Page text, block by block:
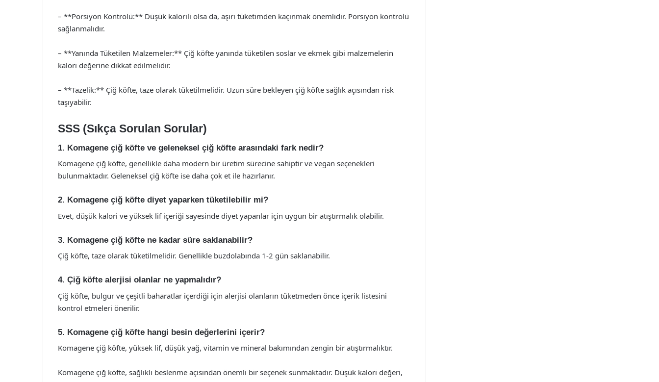
– **Porsiyon Kontrolü:** Düşük kalorili olsa da, aşırı tüketimden kaçınmak önemlidir. Porsiyon kontrolü
sağlanmalıdır.
– **Yanında Tüketilen Malzemeler:** Çiğ köfte yanında tüketilen soslar ve ekmek gibi malzemelerin
kalori değerine dikkat edilmelidir.
– **Tazelik:** Çiğ köfte, taze olarak tüketilmelidir. Uzun süre bekleyen çiğ köfte sağlık açısından risk
taşıyabilir.
SSS (Sıkça Sorulan Sorular)
1. Komagene çiğ köfte ve geleneksel çiğ köfte arasındaki fark nedir?
Komagene çiğ köfte, genellikle daha modern bir üretim sürecine sahiptir ve vegan seçenekleri
bulunmaktadır. Geleneksel çiğ köfte ise daha çok et ile hazırlanır.
2. Komagene çiğ köfte diyet yaparken tüketilebilir mi?
Evet, düşük kalori ve yüksek lif içeriği sayesinde diyet yapanlar için uygun bir atıştırmalık olabilir.
3. Komagene çiğ köfte ne kadar süre saklanabilir?
Çiğ köfte, taze olarak tüketilmelidir. Genellikle buzdolabında 1-2 gün saklanabilir.
4. Çiğ köfte alerjisi olanlar ne yapmalıdır?
Çiğ köfte, bulgur ve çeşitli baharatlar içerdiği için alerjisi olanların tüketmeden önce içerik listesini
kontrol etmeleri önerilir.
5. Komagene çiğ köfte hangi besin değerlerini içerir?
Komagene çiğ köfte, yüksek lif, düşük yağ, vitamin ve mineral bakımından zengin bir atıştırmalıktır.
Komagene çiğ köfte, sağlıklı beslenme açısından önemli bir seçenek sunmaktadır. Düşük kalori değeri,